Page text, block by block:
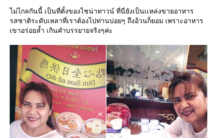
ไม่ไกลกันนี้ เป็นที่ตั้งของไชน่าทาวน์ ที่นี่ยังเป็นเเหล่งขายอาหาร
รสชาติระดับเหลาที่เราต้องไปท่านบ่อยๆ ถึงอ้วนก็ยอม เพราะอาหาร
เขาอร่อยล้ำ เกินคำบรรยายจริงๆค่ะ